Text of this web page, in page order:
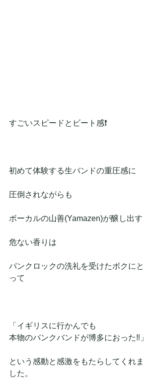
すごいスピードとビート感❗
初めて体験する生バンドの重圧感に
圧倒されながらも
ボーカルの山善(Yamazen)が醸し出す
危ない香りは
パンクロックの洗礼を受けたボクにと
って
「イギリスに行かんでも
本物のパンクバンドが博多におった‼️」
という感動と感激をもたらしてくれま
した。